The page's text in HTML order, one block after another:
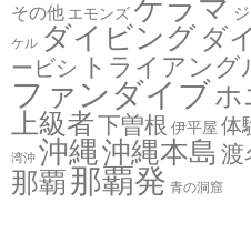
その他 エモンズ ケラマ
ケル ダイビング ダ
ービシ トライアング
ファンダイブホ
上級者下曽根 伊平屋 体
湾沖 沖縄沖縄本島 渡
那覇 那覇発 青の洞窟